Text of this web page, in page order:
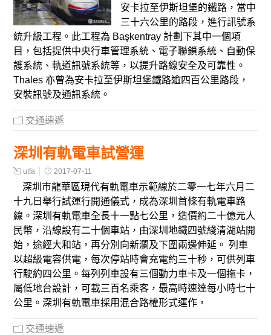
安卡拉至伊斯坦堡的鐵路，當中
三十六公里的路段，進行訊號系
統升級工程。此工程為 Başkentray 計劃下其中一個項
目，包括提供中央行車管理系統、電子聯鎖系統、自動保
護系統、軌道訊號系統等，以提升路線安全及可靠性。
Thales 亦曾為安卡拉至伊斯坦堡鐵路逾四百公里路段，
安裝訊號及通訊系統。
交通速遞
深圳有軌電車試營運
utfa 2017-07-11
深圳市龍華區現代有軌電車示範線於二零一七年六月二
十九日舉行試運行開通儀式，成為深圳首條有軌電車路
線。深圳有軌電車全長十一點七公里，造價約二十億元人
民幣，沿線設有二十個車站，由深圳地鐵四號綫清湖站開
始，途經大和站，再分別向新瀾及下圍兩邊伸延。 列車
以超級電容供電，每次停站時會充電約三十秒，可供列車
行駛約四公里。每列列車設有三個動力車卡及一個拖卡，
屬低地台設計，可載三百名乘客，最高時速達每小時七十
公里。深圳有軌電車採用混合路權形式運作，
交通速遞